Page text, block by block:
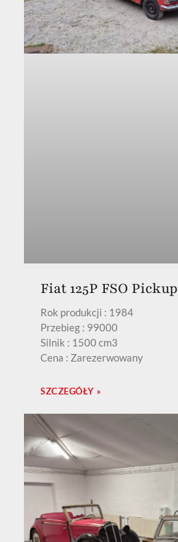
Fiat 125P FSO Pickup
Rok produkcji : 1984
Przebieg : 99000
Silnik : 1500 cm3
Cena : Zarezerwowany
SZCZEGÓŁY »